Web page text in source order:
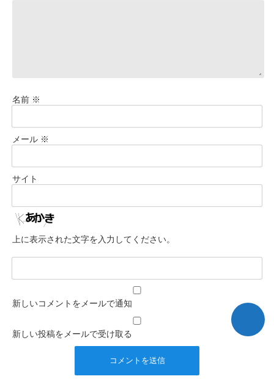
名前 ※
メール ※
サイト
上に表示された文字を入力してください。
新しいコメントをメールで通知
新しい投稿をメールで受け取る